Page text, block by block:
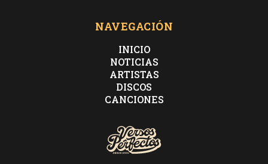
NAVEGACIÓN
INICIO
NOTICIAS
ARTISTAS
DISCOS
CANCIONES